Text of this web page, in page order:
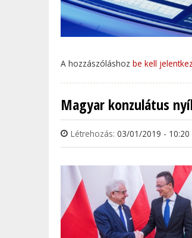
A hozzászóláshoz be kell
Magyar konzulátus
Létrehozás: 03/01/2019 - 10:20